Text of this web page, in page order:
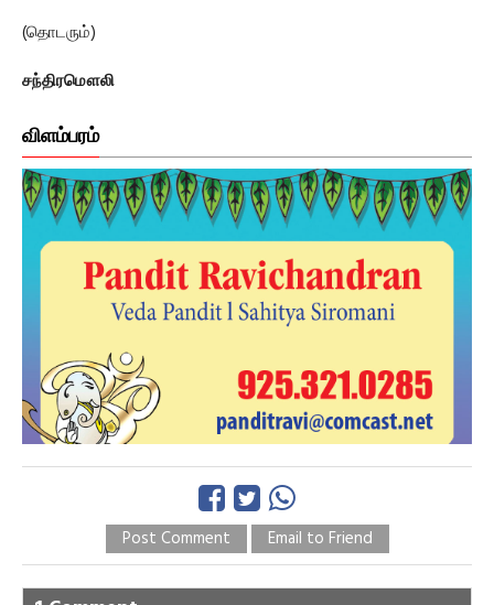
(தொடரும்)
சந்திரமௌலி
விளம்பரம்
Post Comment Email to Friend